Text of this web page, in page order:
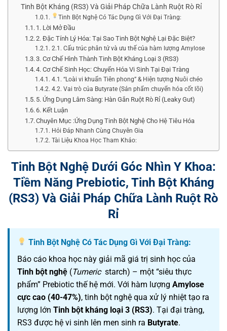
Tinh Bột Kháng (RS3) Và Giải Pháp Chữa Lành Ruột Rò Rỉ
Tinh Bột Nghệ Có Tác Dụng Gì Với Đại Tràng:
1. Lời Mở Đầu
2. Đặc Tính Lý Hóa: Tại Sao Tinh Bột Nghệ Lại Đặc Biệt?
2.1. Cấu trúc phân tử và ưu thế của hàm lượng Amylose
3. Cơ Chế Hình Thành Tinh Bột Kháng Loại 3 (RS3)
4. Cơ Chế Sinh Học: Chuyển Hóa Vi Sinh Tại Đại Tràng
4.1. “Loài vi khuẩn Tiên phong” & Hiện tượng Nuôi chéo
4.2. Vai trò của Butyrate (Sản phẩm chuyển hóa cốt lõi)
5. Ứng Dụng Lâm Sàng: Hàn Gắn Ruột Rò Rỉ (Leaky Gut)
6. Kết Luận
Chuyên Mục :Ứng Dụng Tinh Bột Nghệ Cho Hệ Tiêu Hóa
Hỏi Đáp Nhanh Cùng Chuyên Gia
Tài Liệu Khoa Học Tham Khảo:
Tinh Bột Nghệ Dưới Góc Nhìn Y Khoa:
Tiềm Năng Prebiotic, Tinh Bột Kháng
(RS3) Và Giải Pháp Chữa Lành Ruột Rò
Rỉ
Tinh Bột Nghệ Có Tác Dụng Gì Với Đại Tràng:
Báo cáo khoa học này giải mã giá trị sinh học của
Tinh bột nghệ (Tumeric starch) – một “siêu thực
phẩm” Prebiotic thế hệ mới. Với hàm lượng Amylose
cực cao (40-47%), tinh bột nghệ qua xử lý nhiệt tạo ra
lượng lớn Tinh bột kháng loại 3 (RS3). Tại đại tràng,
RS3 được hệ vi sinh lên men sinh ra Butyrate.